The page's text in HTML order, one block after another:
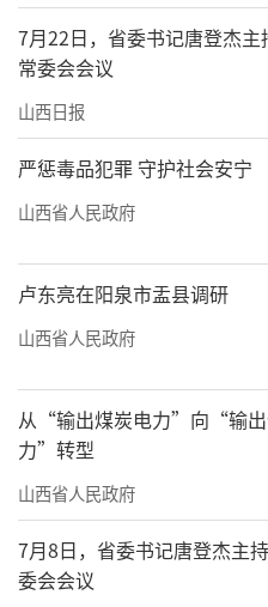
取景地游客激增。文旅
出“跟着悟空游山西”
突破500亿次。从“追
西”，“歌迷之城”太
化消费与旅游经济无
坚持“以文塑旅、以
为战略性支柱产业培育
流量之下，更需
省的做法是推动深度融
费的新场景。在平遥
小店让千年古城焕发年
也是旅游的核心吸引力
遗美食线路，将大同刀
南药膳与太行山水巧
+景区”的模式连接游
7月22日，省委书记唐登杰主
常委会会议
山西日报
严惩毒品犯罪 守护社会安宁
山西省人民政府
卢东亮在阳泉市盂县调研
山西省人民政府
从“输出煤炭电力”向“输出
力”转型
山西省人民政府
7月8日，省委书记唐登杰主
委会会议